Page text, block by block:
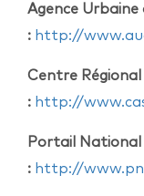
Agence
: http://
Centre
: http://
Portail National
: http://